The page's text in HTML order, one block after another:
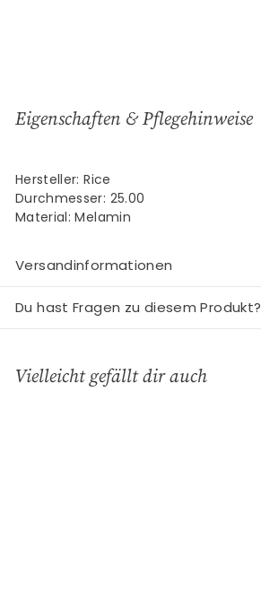
Eigenschaften & Pflegehinweise
Hersteller: Rice
Durchmesser: 25.00
Material: Melamin
Versandinformationen
Du hast Fragen zu diesem Produkt?
Vielleicht gefällt dir auch